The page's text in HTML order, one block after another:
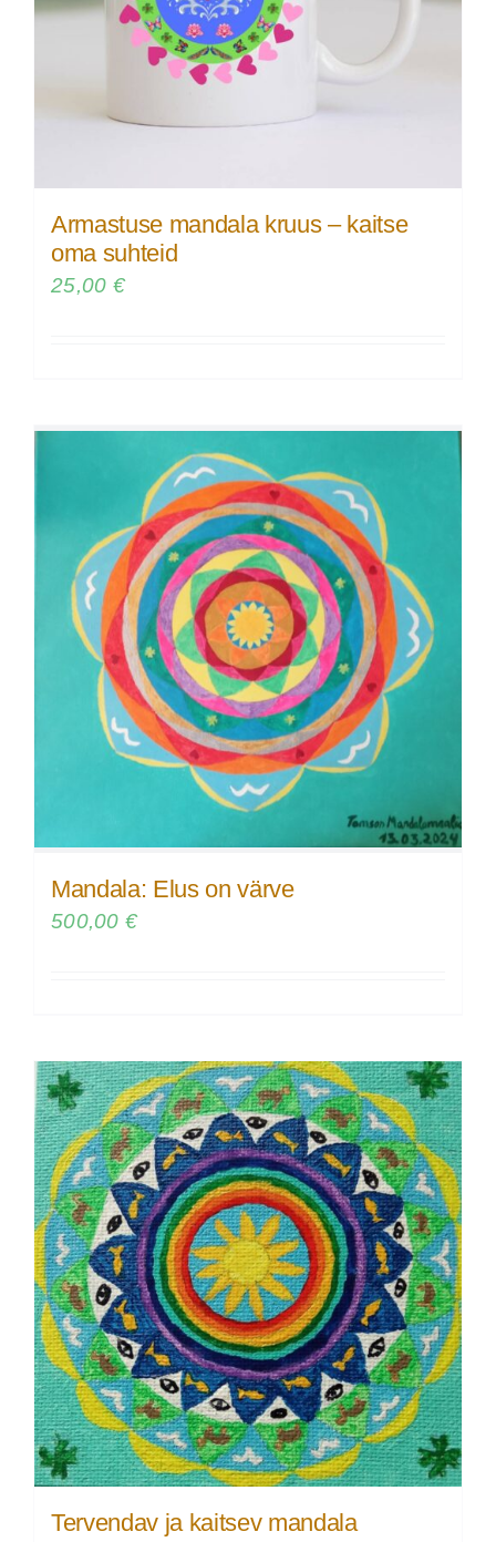
Armastuse mandala kruus – kaitse
oma suhteid
25,00 €
Mandala: Elus on värve
500,00 €
Tervendav ja kaitsev mandala